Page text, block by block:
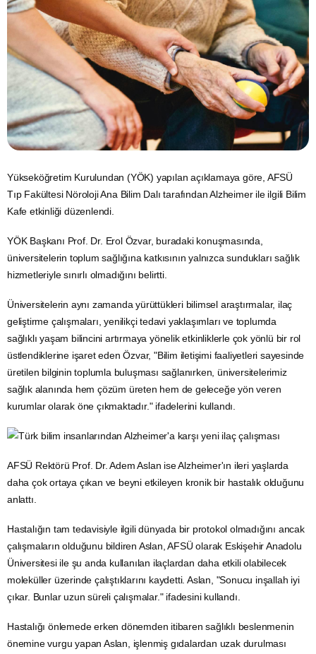
Yükseköğretim Kurulundan (YÖK) yapılan açıklamaya göre, AFSÜ
Tıp Fakültesi NörolojiAna Bilim Dalı tarafındanAlzheimerile ilgili Bilim
Kafe etkinliği düzenlendi.
YÖKBaşkanı Prof. Dr. Erol Özvar, buradaki konuşmasında,
üniversitelerin toplum sağlığına katkısının yalnızca sundukları sağlık
hizmetleriyle sınırlı olmadığını belirtti.
Üniversitelerin aynı zamanda yürüttükleri bilimsel araştırmalar, ilaç
geliştirme çalışmaları, yenilikçi tedavi yaklaşımları ve toplumda
sağlıklı yaşam bilincini artırmaya yönelik etkinliklerle çok yönlü bir rol
üstlendiklerine işaret eden Özvar, "Bilim iletişimi faaliyetleri sayesinde
üretilen bilginin toplumla buluşması sağlanırken, üniversitelerimiz
sağlık alanında hem çözüm üreten hem de geleceğe yön veren
kurumlar olarak öne çıkmaktadır." ifadelerini kullandı.
AFSÜ Rektörü Prof. Dr. Adem Aslan ise Alzheimer'ın ileri yaşlarda
daha çok ortaya çıkan ve beyni etkileyen kronik bir hastalık olduğunu
anlattı.
Hastalığın tam tedavisiyle ilgili dünyada bir protokol olmadığını ancak
çalışmaların olduğunu bildiren Aslan, AFSÜ olarak EskişehirAnadolu
Üniversitesi ile şu anda kullanılan ilaçlardan daha etkili olabilecek
moleküller üzerinde çalıştıklarını kaydetti. Aslan, "Sonucu inşallah iyi
çıkar. Bunlar uzun süreli çalışmalar." ifadesini kullandı.
Hastalığı önlemede erken dönemden itibaren sağlıklı beslenmenin
önemine vurgu yapan Aslan, işlenmiş gıdalardan uzak durulması